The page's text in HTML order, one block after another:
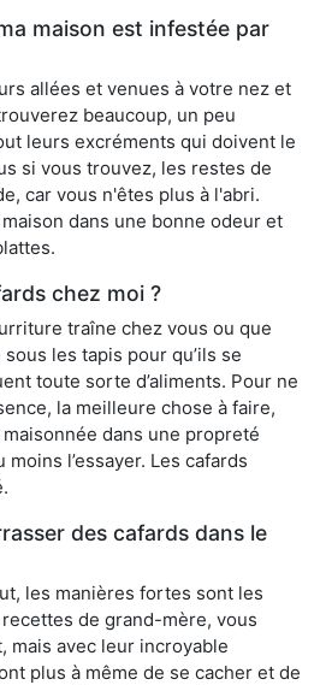
maison est infestée par
allées et venues à votre nez et
beaucoup, un peu
leurs excréments qui doivent le
si vous trouvez, les restes de
car vous n'êtes plus à l'abri.
dans une bonne odeur et
chez moi ?
traîne chez vous ou que
les tapis pour qu’ils se
toute sorte d’aliments. Pour ne
la meilleure chose à faire,
dans une propreté
l’essayer. Les cafards
des cafards dans le
les manières fortes sont les
de grand-mère, vous
mais avec leur incroyable
plus à même de se cacher et de